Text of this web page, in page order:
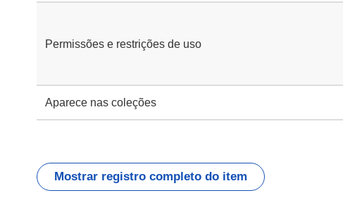
Permissões e restrições de uso
Aparece nas coleções
Mostrar registro completo do item